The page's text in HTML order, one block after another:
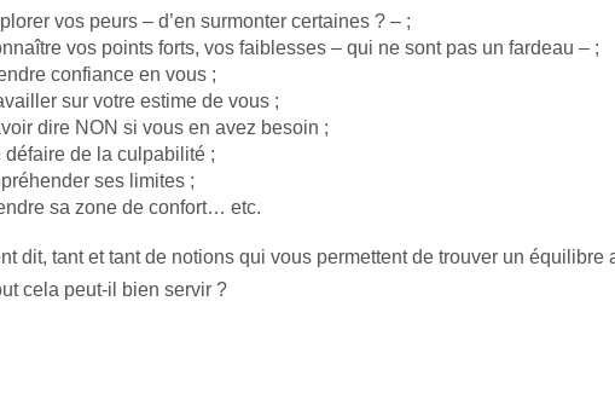
vos peurs – d’en surmonter certaines ? – ;
vos points forts, vos faiblesses – qui ne sont pas un fardeau – ;
confiance en vous ;
sur votre estime de vous ;
dire NON si vous en avez besoin ;
défaire de la culpabilité ;
ses limites ;
sa zone de confort… etc.
dit, tant et tant de notions qui vous permettent de trouver un équilibre
cela peut-il bien servir ?